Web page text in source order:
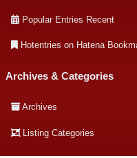
Popular Entries Recent
Hotentries on Hatena
Archives & Categories
Archives
Listing Categories